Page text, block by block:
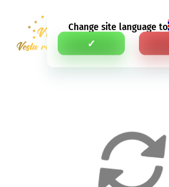
Change site language to
✓
RU